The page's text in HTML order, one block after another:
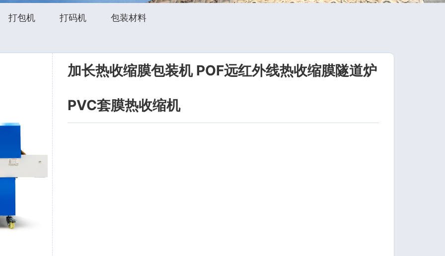
打包机 打码机 包装材料
加长热收缩膜包装机 POF远红外线热收缩膜隧道炉
PVC套膜热收缩机